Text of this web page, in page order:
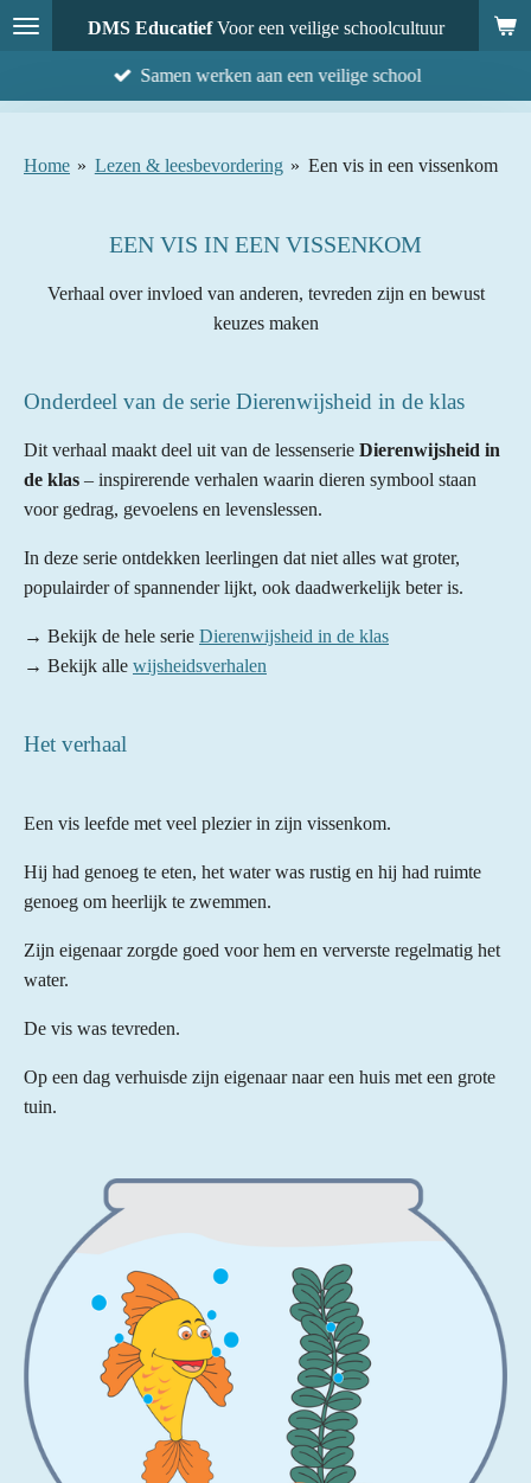
Ga
direct
DMS EducatiefVoor een veilige schoolcultuur
Samen werken aan een veilige school
Home » Lezen & leesbevordering » Een vis in een vissenkom
EEN VIS IN EEN VISSENKOM
Verhaal over invloed van anderen, tevreden zijn en bewust
keuzes maken
Onderdeel van de serie Dierenwijsheid in de klas
Dit verhaal maakt deel uit van de lessenserie Dierenwijsheid in
de klas – inspirerende verhalen waarin dieren symbool staan
voor gedrag, gevoelens en levenslessen.
In deze serie ontdekken leerlingen dat niet alles wat groter,
populairder of spannender lijkt, ook daadwerkelijk beter is.
→ Bekijk de hele serie Dierenwijsheid in de klas
→ Bekijk alle wijsheidsverhalen
Het verhaal
Een vis leefde met veel plezier in zijn vissenkom.
Hij had genoeg te eten, het water was rustig en hij had ruimte
genoeg om heerlijk te zwemmen.
Zijn eigenaar zorgde goed voor hem en ververste regelmatig het
water.
De vis was tevreden.
Op een dag verhuisde zijn eigenaar naar een huis met een grote
tuin.